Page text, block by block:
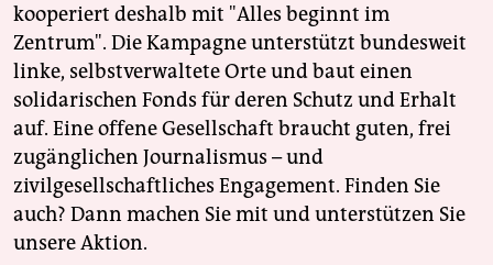
kooperiert deshalb mit "Alles beginnt im
Zentrum". Die Kampagne unterstützt bundesweit
linke, selbstverwaltete Orte und baut einen
solidarischen Fonds für deren Schutz und Erhalt
auf. Eine offene Gesellschaft braucht guten, frei
zugänglichen Journalismus – und
zivilgesellschaftliches Engagement. Finden Sie
auch? Dann machen Sie mit und unterstützen Sie
unsere Aktion.